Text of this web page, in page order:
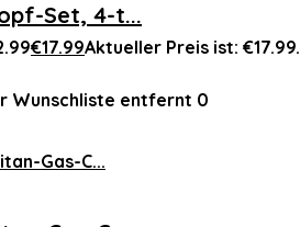
Set, 4-t...
€17.99Aktueller Preis ist: €17.99.
Wunschliste entfernt 0